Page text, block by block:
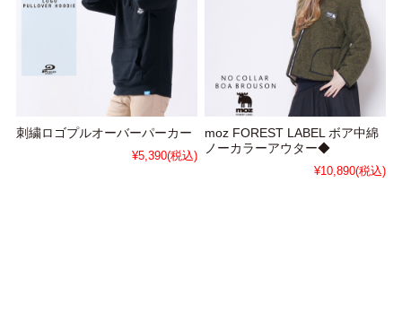
刺繍ロゴプルオーバーパーカー
¥5,390(税込)
moz FOREST LABEL ボア中綿
ノーカラーアウター◆
¥10,890(税込)